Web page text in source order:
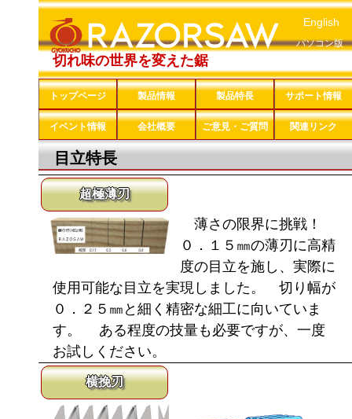
切れ味の世界を変えた鋸
トップページ 製品情報 製品特長 サポート情報
イベント情報 会社概要 ご意見・ご質問 関連リンク
English
パソコン版
目立特長
超極薄刃
薄さの限界に挑戦！
０．１５㎜の薄刃に高精
度の目立を施し、実際に
使用可能な目立を実現しました。 切り幅が
０．２５㎜と細く精密な細工に向いていま
す。 ある程度の技量も必要ですが、一度
お試しください。
横挽刃